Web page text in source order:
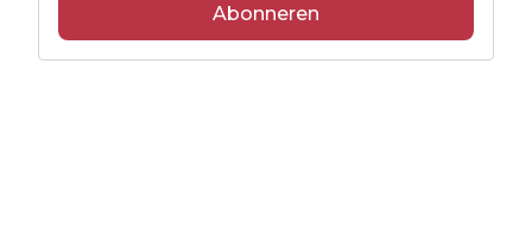
Abonneren